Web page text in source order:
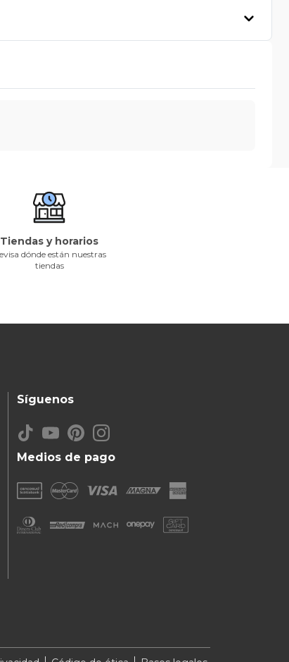
Tiendas y horarios
dónde están nuestras
tiendas
Medios de pago
Síguenos